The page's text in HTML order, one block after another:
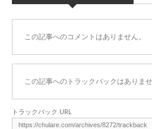
この記事へのコメントはありません。
この記事へのトラックバックはありませ
トラックバック URL